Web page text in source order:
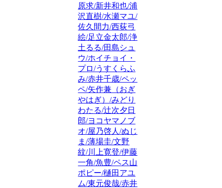
原求/新井和也/浦
沢直樹/水瀬マユ/
佐久間力/西荻弓
絵/足立金太郎/浄
土るる/田島シュ
ウ/ホイチョイ・
プロ/うすくらふ
み/赤井千歳/ペッ
ペ/矢作兼（おぎ
やはぎ）/みどり
わたる/辻次夕日
郎/ヨコヤマノブ
オ/屋乃啓人/ぬじ
ま/薄場圭/文野
紋/川上寛登/伊藤
一角/魚豊/ペス山
ポピー/樋田アユ
ム/東元俊哉/赤井